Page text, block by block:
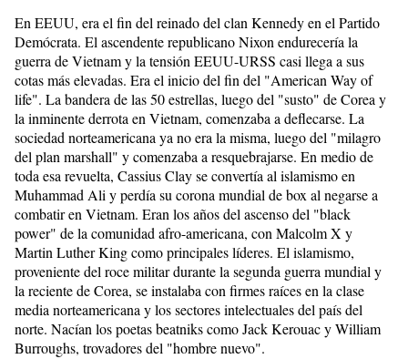
En EEUU, era el fin del reinado del clan Kennedy en el Partido
Demócrata. El ascendente republicano Nixon endurecería la
guerra de Vietnam y la tensión EEUU-URSS casi llega a sus
cotas más elevadas. Era el inicio del fin del "American Way of
life". La bandera de las 50 estrellas, luego del "susto" de Corea y
la inminente derrota en Vietnam, comenzaba a deflecarse. La
sociedad norteamericana ya no era la misma, luego del "milagro
del plan marshall" y comenzaba a resquebrajarse. En medio de
toda esa revuelta, Cassius Clay se convertía al islamismo en
Muhammad Ali y perdía su corona mundial de box al negarse a
combatir en Vietnam. Eran los años del ascenso del "black
power" de la comunidad afro-americana, con Malcolm X y
Martin Luther King como principales líderes. El islamismo,
proveniente del roce militar durante la segunda guerra mundial y
la reciente de Corea, se instalaba con firmes raíces en la clase
media norteamericana y los sectores intelectuales del país del
norte. Nacían los poetas beatniks como Jack Kerouac y William
Burroughs, trovadores del "hombre nuevo".